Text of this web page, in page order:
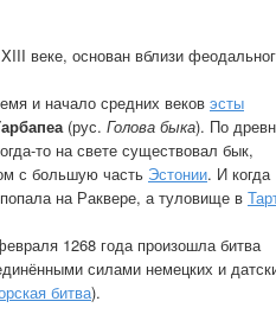
веке, основан вблизи
и начало средних веков эсты
(рус. Голова быка). По
то на свете существовал бык,
с большую часть Эстонии. И когда
на Раквере, а туловище в
1268 года произошла битва
силами немецких и
битва).